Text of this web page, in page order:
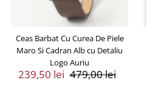
Ceas Barbat Cu Curea De Piele
Maro Si Cadran Alb cu Detaliu
Logo Auriu
Preț
239,50 lei Preț
479,00 lei